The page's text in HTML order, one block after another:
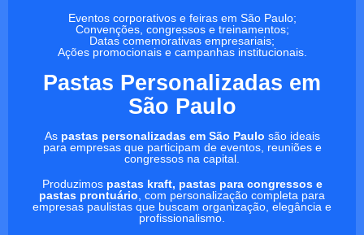
Eventos corporativos e feiras em São Paulo;
Convenções, congressos e treinamentos;
Datas comemorativas empresariais;
Ações promocionais e campanhas institucionais.
Pastas Personalizadas em
São Paulo
As pastas personalizadas em São Paulo são ideais
para empresas que participam de eventos, reuniões e
congressos na capital.
Produzimos pastas kraft, pastas para congressos e
pastas prontuário , com personalização completa para
empresas paulistas que buscam organização, elegância e
profissionalismo.